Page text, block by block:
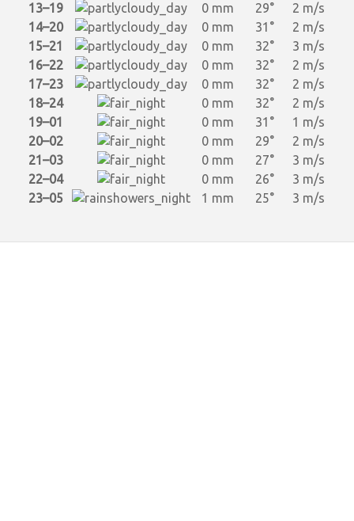
13–19
0 mm 29°
2 m/s
14–20
0 mm 31°
2 m/s
15–21
0 mm 32°
3 m/s
16–22
0 mm 32°
2 m/s
17–23
0 mm 32°
2 m/s
18–24
0 mm 32°
2 m/s
19–01
0 mm 31°
1 m/s
20–02
0 mm 29°
2 m/s
21–03
0 mm 27°
3 m/s
22–04
0 mm 26°
3 m/s
23–05
1 mm 25° 3 m/s